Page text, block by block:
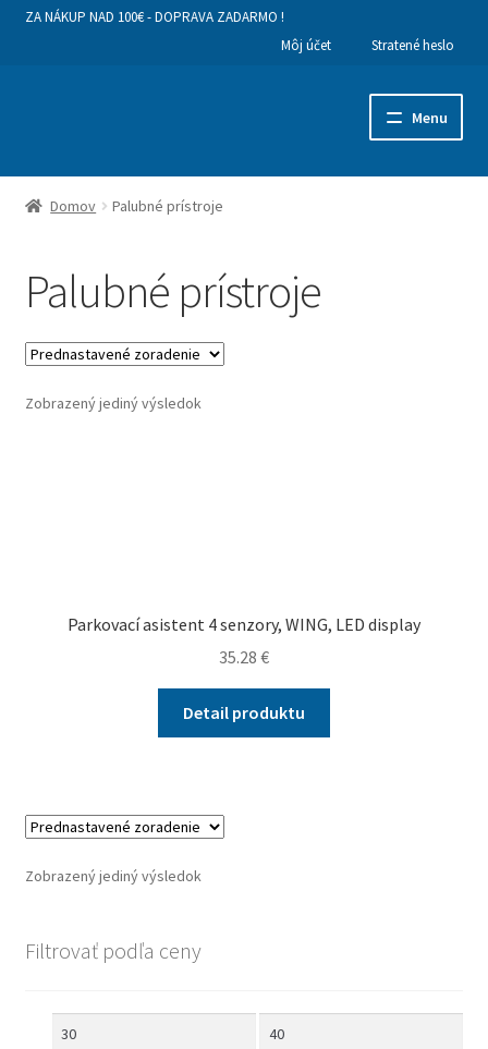
ZA NÁKUP NAD 100€ - DOPRAVA ZADARMO !
Môj účet
Stratené heslo
Menu
Hlavná stránka
Obchodné podmienky a dodanie tovaru
Ako nakupovať
Kontakty
Domov Palubné prístroje
Palubné prístroje
Zobrazený jediný výsledok
Parkovací asistent 4 senzory, WING, LED display
35.28 €
Detail produktu
Zobrazený jediný výsledok
Filtrovať podľa ceny